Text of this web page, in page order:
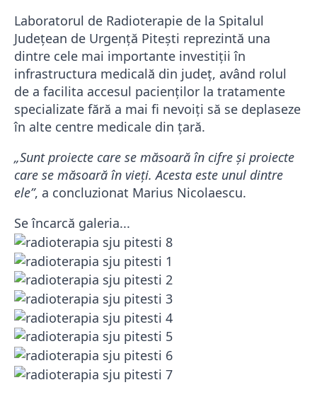
Laboratorul de Radioterapie de la Spitalul
Județean de Urgență Pitești reprezintă una
dintre cele mai importante investiții în
infrastructura medicală din județ, având rolul
de a facilita accesul pacienților la tratamente
specializate fără a mai fi nevoiți să se deplaseze
în alte centre medicale din țară.
„Sunt proiecte care se măsoară în cifre și proiecte
care se măsoară în vieți. Acesta este unul dintre
ele”, a concluzionat Marius Nicolaescu.
Se încarcă galeria...